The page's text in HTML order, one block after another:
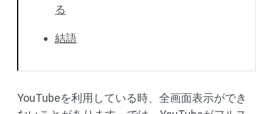
る
結語
YouTubeを利用している時、全画面表示ができ